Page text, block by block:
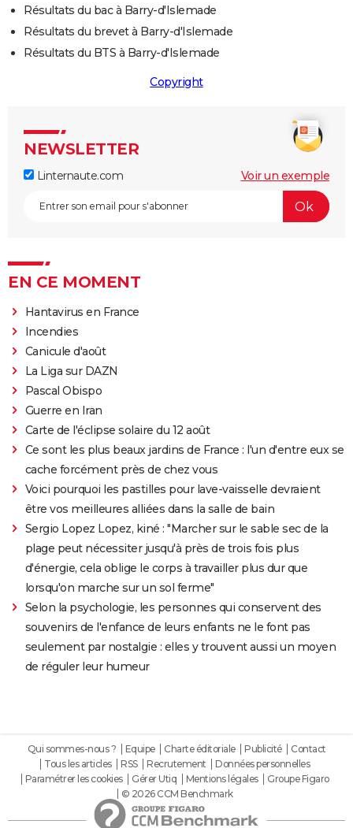
Résultats du bac à Barry-d'Islemade
Résultats du brevet à Barry-d'Islemade
Résultats du BTS à Barry-d'Islemade
Copyright
NEWSLETTER
Linternaute.com Voir un exemple
EN CE MOMENT
Hantavirus en France
Incendies
Canicule d'août
La Liga sur DAZN
Pascal Obispo
Guerre en Iran
Carte de l'éclipse solaire du 12 août
Ce sont les plus beaux jardins de France : l'un d'entre eux se
cache forcément près de chez vous
Voici pourquoi les pastilles pour lave-vaisselle devraient
être vos meilleures alliées dans la salle de bain
Sergio Lopez Lopez, kiné : "Marcher sur le sable sec de la
plage peut nécessiter jusqu'à près de trois fois plus
d'énergie, cela oblige le corps à travailler plus dur que
lorsqu'on marche sur un sol ferme"
Selon la psychologie, les personnes qui conservent des
souvenirs de l'enfance de leurs enfants ne le font pas
seulement par nostalgie : elles y trouvent aussi un moyen
de réguler leur humeur
Qui sommes-nous ? Equipe Charte éditoriale Publicité
Contact
Tous les articles
RSS Recrutement
Données personnelles
Paramétrer les cookies
Gérer Utiq Mentions légales
Groupe Figaro
© 2026 CCM Benchmark